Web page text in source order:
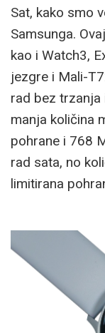
Sat, kako smo
Samsunga.
kao i Watch3,
jezgre i Mali-
rad bez trzanja
manja količina
pohrane i 768
rad sata, no
limitirana